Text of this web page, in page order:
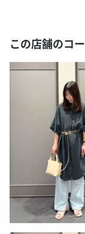
この店舗のコ